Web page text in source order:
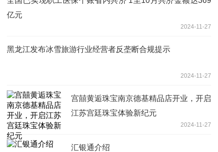
亿元
2024-11-27
黑龙江发布冰雪旅游行业经营者反垄断合规提示
2024-11-27
宫囍黄逅珠宝南京德基精品店开业，开启
江苏宫廷珠宝体验新纪元
2024-11-27
汇银通介绍